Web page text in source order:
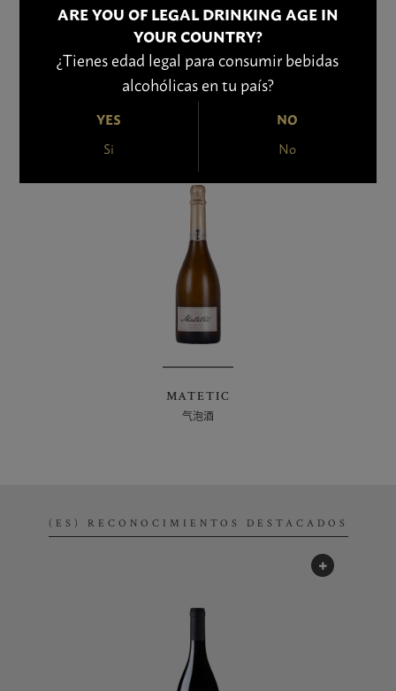
MATETIC
西拉
MATETIC
气泡酒
(ES) RECONOCIMIENTOS DESTACADOS
ARE YOU OF LEGAL DRINKING AGE IN
YOUR COUNTRY?
¿Tienes edad legal para consumir bebidas
alcohólicas en tu país?
YES
Si
NO
No